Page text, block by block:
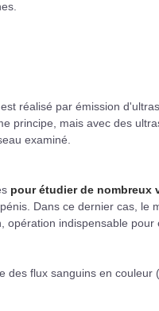
réalisé par émission
principe, mais avec des
examiné.
pour étudier de nombreux
Dans ce dernier cas, le
opération indispensable
des flux sanguins en